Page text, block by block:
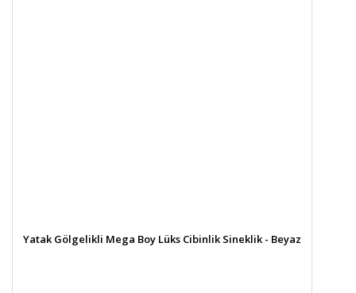
Yatak Gölgelikli Mega Boy Lüks Cibinlik Sineklik - Beyaz